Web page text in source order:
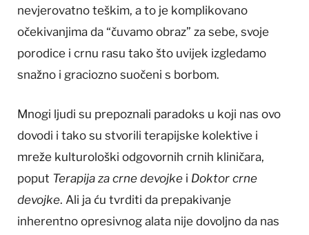
nevjerovatno teškim, a to je komplikovano
očekivanjima da “čuvamo obraz” za sebe, svoje
porodice i crnu rasu tako što uvijek izgledamo
snažno i graciozno suočeni s borbom.
Mnogi ljudi su prepoznali paradoks u koji nas ovo
dovodi i tako su stvorili terapijske kolektive i
mreže kulturološki odgovornih crnih kliničara,
poput Terapija za crne devojke i Doktor crne
devojke. Ali ja ću tvrditi da prepakivanje
inherentno opresivnog alata nije dovoljno da nas